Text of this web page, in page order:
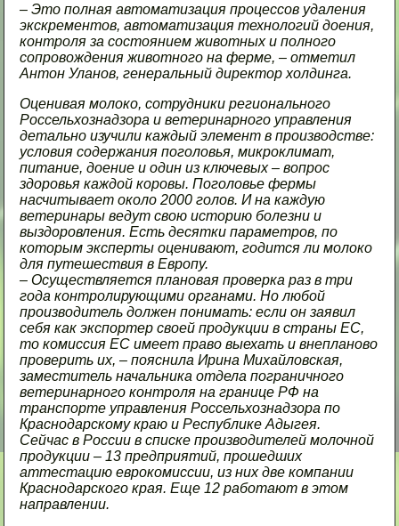
– Это полная автоматизация процессов удаления
экскрементов, автоматизация технологий доения,
контроля за состоянием животных и полного
сопровождения животного на ферме, – отметил
Антон Уланов, генеральный директор холдинга.
Оценивая молоко, сотрудники регионального
Россельхознадзора и ветеринарного управления
детально изучили каждый элемент в производстве:
условия содержания поголовья, микроклимат,
питание, доение и один из ключевых – вопрос
здоровья каждой коровы. Поголовье фермы
насчитывает около 2000 голов. И на каждую
ветеринары ведут свою историю болезни и
выздоровления. Есть десятки параметров, по
которым эксперты оценивают, годится ли молоко
для путешествия в Европу.
– Осуществляется плановая проверка раз в три
года контролирующими органами. Но любой
производитель должен понимать: если он заявил
себя как экспортер своей продукции в страны ЕС,
то комиссия ЕС имеет право выехать и внепланово
проверить их, – пояснила Ирина Михайловская,
заместитель начальника отдела пограничного
ветеринарного контроля на границе РФ на
транспорте управления Россельхознадзора по
Краснодарскому краю и Республике Адыгея.
Сейчас в России в списке производителей молочной
продукции – 13 предприятий, прошедших
аттестацию еврокомиссии, из них две компании
Краснодарского края. Еще 12 работают в этом
направлении.